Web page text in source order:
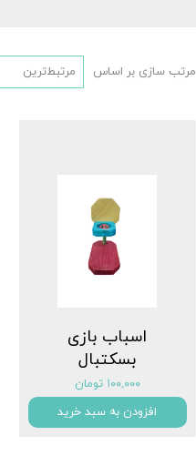
مرتب سازی بر اساس مرتبط‌ترین
اسباب بازی
بسکتبال
۱۰۰,۰۰۰ تومان
افزودن به سبد خرید